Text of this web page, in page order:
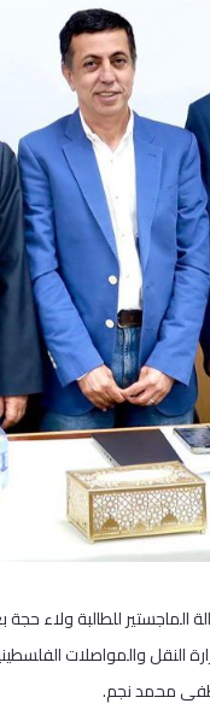
للطالبة ولاء
النقل والمواصلات
محمد نجم.